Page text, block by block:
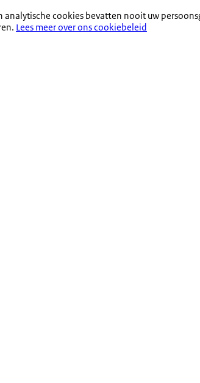
cookies bevatten nooit uw
Lees meer over ons cookiebeleid